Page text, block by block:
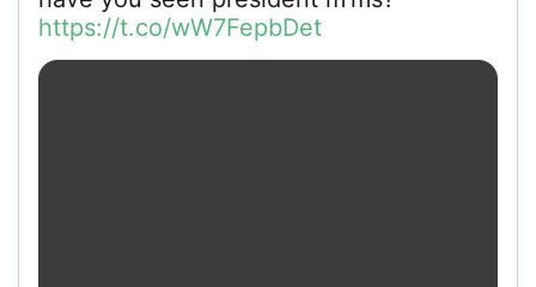
https://t.co/wW7FepbDet